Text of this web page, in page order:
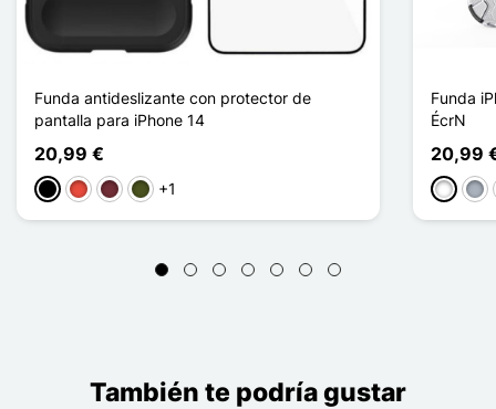
Funda antideslizante con protector de
pantalla para iPhone 14
20,99 €
NegroRojoRouge Vin
Vert Armée
+1
Funda
ÉcrN
20,99
Blanco
Gris
También te podría gustar